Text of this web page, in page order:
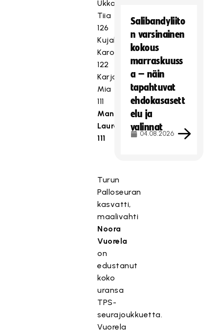
Ukkonen
Tiia
126
Kujala
Karoliina
122
Karjalainen
Mia
111
Manninen
Laura
111
Turun
Palloseuran
kasvatti,
maalivahti
Noora
Vuorela
on
edustanut
koko
uransa
TPS-
seurajoukkuetta.
Vuorela
Salibandyliito
n varsinainen
kokous
marraskuuss
a – näin
tapahtuvat
ehdokasasett
elu ja
valinnat
04.08.2026